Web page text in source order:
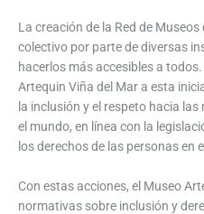
La creación de la Red de
colectivo por parte de diversas
hacerlos más accesibles a
Artequin Viña del Mar a esta
la inclusión y el respeto hacia
el mundo, en línea con la
los derechos de las personas en
Con estas acciones, el Museo
normativas sobre inclusión y